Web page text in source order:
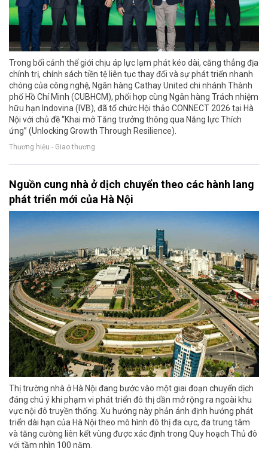
Trong bối cảnh thế giới chịu áp lực lạm phát kéo dài, căng thẳng địa
chính trị, chính sách tiền tệ liên tục thay đổi và sự phát triển nhanh
chóng của công nghệ, Ngân hàng Cathay United chi nhánh Thành
phố Hồ Chí Minh (CUBHCM), phối hợp cùng Ngân hàng Trách nhiệm
hữu hạn Indovina (IVB), đã tổ chức Hội thảo CONNECT 2026 tại Hà
Nội với chủ đề “Khai mở Tăng trưởng thông qua Năng lực Thích
ứng” (Unlocking Growth Through Resilience).
Thương hiệu - Giao thương
Nguồn cung nhà ở dịch chuyển theo các hành lang
phát triển mới của Hà Nội
Thị trường nhà ở Hà Nội đang bước vào một giai đoạn chuyển dịch
đáng chú ý khi phạm vi phát triển đô thị dần mở rộng ra ngoài khu
vực nội đô truyền thống. Xu hướng này phản ánh định hướng phát
triển dài hạn của Hà Nội theo mô hình đô thị đa cực, đa trung tâm
và tăng cường liên kết vùng được xác định trong Quy hoạch Thủ đô
với tầm nhìn 100 năm.